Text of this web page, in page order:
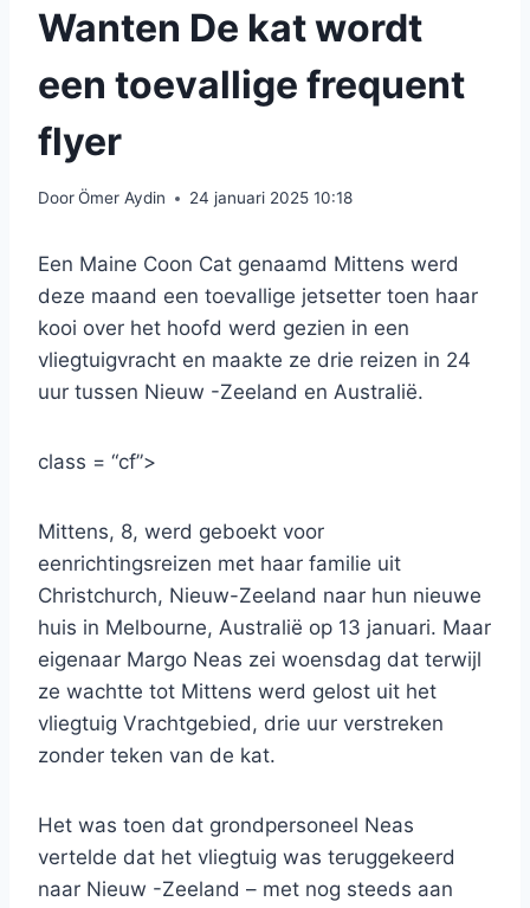
Wanten De kat wordt
een toevallige frequent
flyer
DoorÖmer Aydin 24 januari 2025 10:18
Een Maine Coon Cat genaamd Mittens werd
deze maand een toevallige jetsetter toen haar
kooi over het hoofd werd gezien in een
vliegtuigvracht en maakte ze drie reizen in 24
uur tussen Nieuw -Zeeland en Australië.
class = “cf”>
Mittens, 8, werd geboekt voor
eenrichtingsreizen met haar familie uit
Christchurch, Nieuw-Zeeland naar hun nieuwe
huis in Melbourne, Australië op 13 januari. Maar
eigenaar Margo Neas zei woensdag dat terwijl
ze wachtte tot Mittens werd gelost uit het
vliegtuig Vrachtgebied, drie uur verstreken
zonder teken van de kat.
Het was toen dat grondpersoneel Neas
vertelde dat het vliegtuig was teruggekeerd
naar Nieuw -Zeeland – met nog steeds aan